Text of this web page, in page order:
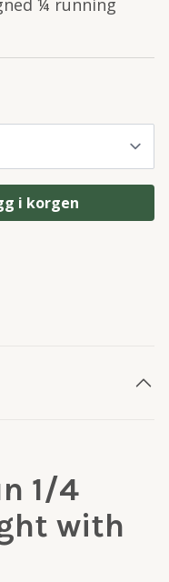
¼ running
i korgen
1/4
with